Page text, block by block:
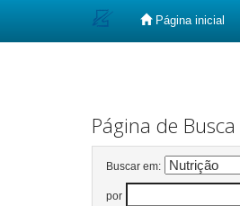
Página inicial
Página de Busca
Buscar em:
por